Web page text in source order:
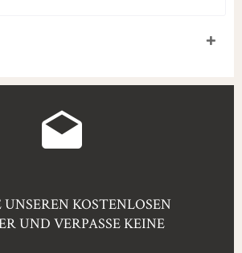
KOSTENLOSEN
UND VERPASSE KEINE